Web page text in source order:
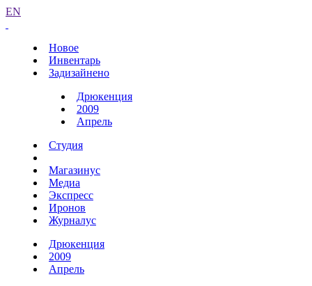
EN
Новое
Инвентарь
Задизайнено
Дрюкенция
2009
Апрель
Студия
Магазинус
Медиа
Экспресс
Иронов
Журналус
Дрюкенция
2009
Апрель